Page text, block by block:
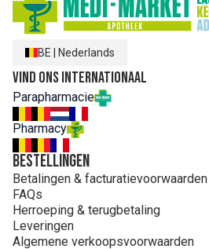
BE Nederlands
Vind ons internationaal
Parapharmacie
Pharmacy
Bestellingen
Betalingen & facturatievoorwaarden
FAQs
Herroeping & terugbetaling
Leveringen
Algemene verkoopsvoorwaarden